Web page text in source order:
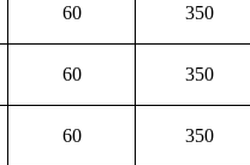
60 350
60 350
60 350